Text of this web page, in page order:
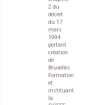
2 du
décret
du 17
mars
1994
portant
création
de
Bruxelles
Formation
et
instituant
la